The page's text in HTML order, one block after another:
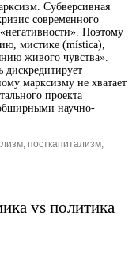
Субверсивная
современного
Поэтому
мистике (mística),
живого чувства».
марксизму не хватает
проекта
обширными научно-
, посткапитализм,
vs политика